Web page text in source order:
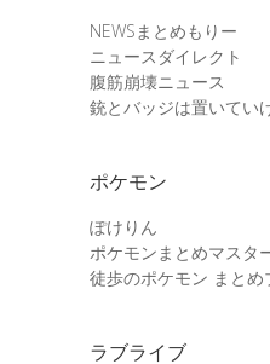
NEWSまとめもりー
ニュースダイレクト
腹筋崩壊ニュース
銃とバッジは置いてい
ポケモン
ぽけりん
ポケモンまとめマスタ
徒歩のポケモン まとめ
ラブライブ